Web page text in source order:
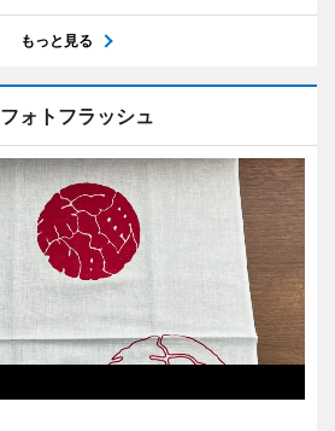
もっと見る
フォトフラッシュ